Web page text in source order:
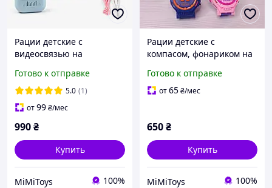
Рации детские с
видеосвязью на
Готово к отправке
5.0 (1)
от99₴/мес
990₴
Купить
MiMiToys 100%
Рации детские с
компасом, фонариком на
Готово к отправке
от65₴/мес
650₴
Купить
MiMiToys 100%